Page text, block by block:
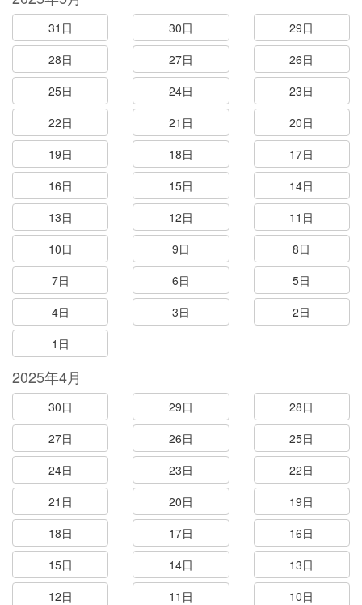
31日 30日
29日
28日
27日
26日
25日
24日
23日
22日
21日
20日
19日
18日
17日
16日
15日
14日
13日
12日
11日
10日
9日
8日
7日
6日
5日
4日
3日
2日
1日
2025年4月
30日 29日
28日
27日
26日
25日
24日
23日
22日
21日
20日
19日
18日
17日
16日
15日
14日
13日
12日
11日
10日